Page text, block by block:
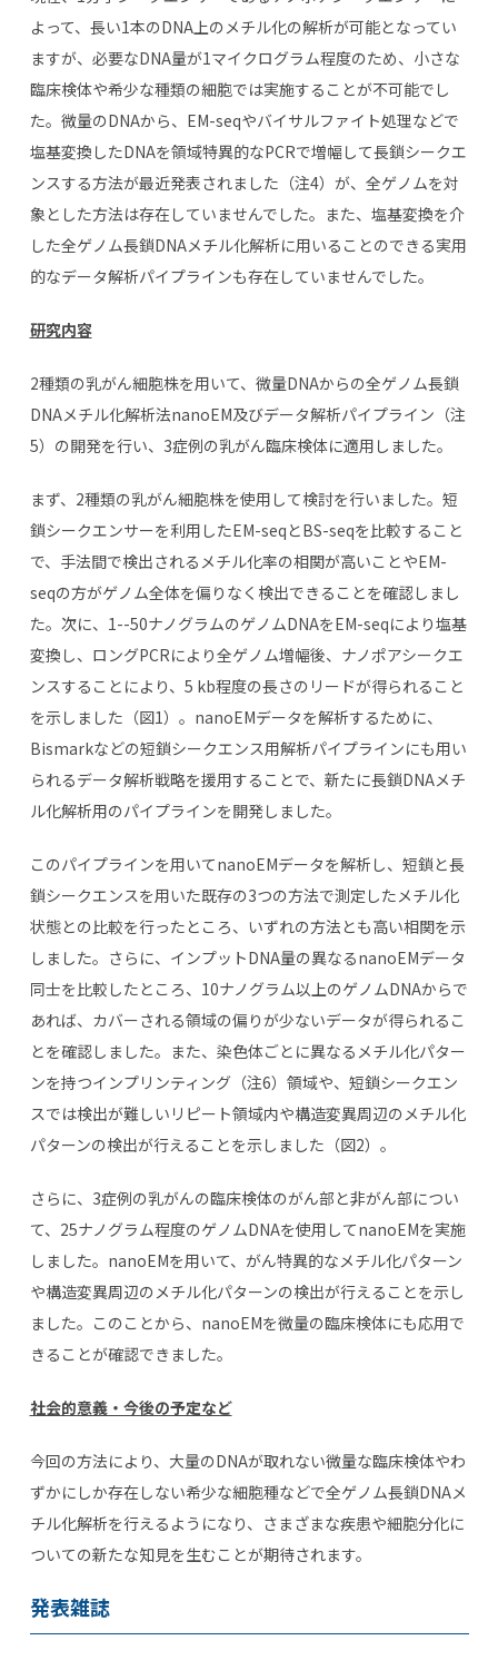
よって、長い1本のDNA上のメチル化の解析が可能となってい
ますが、必要なDNA量が1マイクログラム程度のため、小さな
臨床検体や希少な種類の細胞では実施することが不可能でし
た。微量のDNAから、EM-seqやバイサルファイト処理などで
塩基変換したDNAを領域特異的なPCRで増幅して長鎖シークエ
ンスする方法が最近発表されました（注4）が、全ゲノムを対
象とした方法は存在していませんでした。また、塩基変換を介
した全ゲノム長鎖DNAメチル化解析に用いることのできる実用
的なデータ解析パイプラインも存在していませんでした。
研究内容
2種類の乳がん細胞株を用いて、微量DNAからの全ゲノム長鎖
DNAメチル化解析法nanoEM及びデータ解析パイプライン（注
5）の開発を行い、3症例の乳がん臨床検体に適用しました。
まず、2種類の乳がん細胞株を使用して検討を行いました。短
鎖シークエンサーを利用したEM-seqとBS-seqを比較すること
で、手法間で検出されるメチル化率の相関が高いことやEM-
seqの方がゲノム全体を偏りなく検出できることを確認しまし
た。次に、1--50ナノグラムのゲノムDNAをEM-seqにより塩基
変換し、ロングPCRにより全ゲノム増幅後、ナノポアシークエ
ンスすることにより、5 kb程度の長さのリードが得られること
を示しました（図1）。nanoEMデータを解析するために、
Bismarkなどの短鎖シークエンス用解析パイプラインにも用い
られるデータ解析戦略を援用することで、新たに長鎖DNAメチ
ル化解析用のパイプラインを開発しました。
このパイプラインを用いてnanoEMデータを解析し、短鎖と長
鎖シークエンスを用いた既存の3つの方法で測定したメチル化
状態との比較を行ったところ、いずれの方法とも高い相関を示
しました。さらに、インプットDNA量の異なるnanoEMデータ
同士を比較したところ、10ナノグラム以上のゲノムDNAからで
あれば、カバーされる領域の偏りが少ないデータが得られるこ
とを確認しました。また、染色体ごとに異なるメチル化パター
ンを持つインプリンティング（注6）領域や、短鎖シークエン
スでは検出が難しいリピート領域内や構造変異周辺のメチル化
パターンの検出が行えることを示しました（図2）。
さらに、3症例の乳がんの臨床検体のがん部と非がん部につい
て、25ナノグラム程度のゲノムDNAを使用してnanoEMを実施
しました。nanoEMを用いて、がん特異的なメチル化パターン
や構造変異周辺のメチル化パターンの検出が行えることを示し
ました。このことから、nanoEMを微量の臨床検体にも応用で
きることが確認できました。
社会的意義・今後の予定など
今回の方法により、大量のDNAが取れない微量な臨床検体やわ
ずかにしか存在しない希少な細胞種などで全ゲノム長鎖DNAメ
チル化解析を行えるようになり、さまざまな疾患や細胞分化に
ついての新たな知見を生むことが期待されます。
発表雑誌